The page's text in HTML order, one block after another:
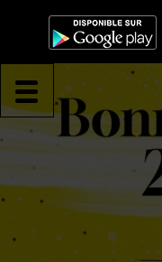
Lyon Parc Auto